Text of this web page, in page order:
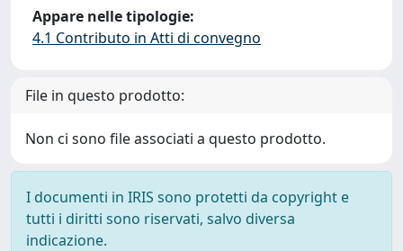
Appare nelle tipologie:
4.1 Contributo in Atti di convegno
File in questo prodotto:
Non ci sono file associati a questo prodotto.
I documenti in IRIS sono protetti da copyright e
tutti i diritti sono riservati, salvo diversa
indicazione.